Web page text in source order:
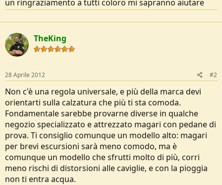
un ringraziamento a tutti coloro mi sapranno aiutare
TheKing
28 Aprile 2012 #2
Non c'è una regola universale, e più della marca devi
orientarti sulla calzatura che più ti sta comoda.
Fondamentale sarebbe provarne diverse in qualche
negozio specializzato e attrezzato magari con pedane di
prova. Ti consiglio comunque un modello alto: magari
per brevi escursioni sarà meno comodo, ma è
comunque un modello che sfrutti molto di più, corri
meno rischi di distorsioni alle caviglie, e con la pioggia
non ti entra acqua.